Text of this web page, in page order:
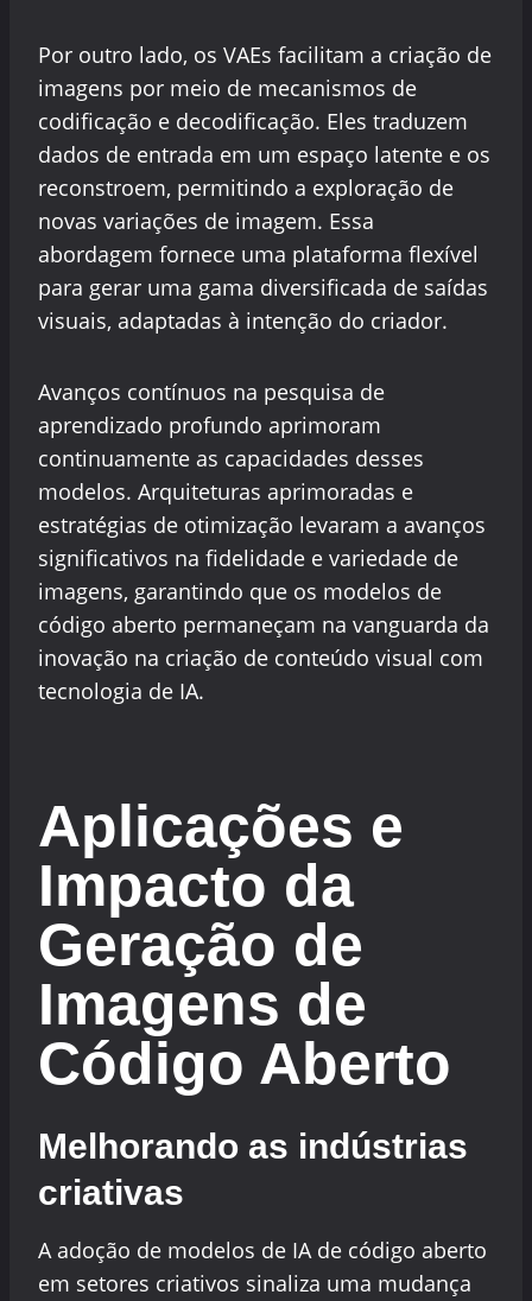
Por outro lado, os VAEs facilitam a criação de
imagens por meio de mecanismos de
codificação e decodificação. Eles traduzem
dados de entrada em um espaço latente e os
reconstroem, permitindo a exploração de
novas variações de imagem. Essa
abordagem fornece uma plataforma flexível
para gerar uma gama diversificada de saídas
visuais, adaptadas à intenção do criador.
Avanços contínuos na pesquisa de
aprendizado profundo aprimoram
continuamente as capacidades desses
modelos. Arquiteturas aprimoradas e
estratégias de otimização levaram a avanços
significativos na fidelidade e variedade de
imagens, garantindo que os modelos de
código aberto permaneçam na vanguarda da
inovação na criação de conteúdo visual com
tecnologia de IA.
Aplicações e
Impacto da
Geração de
Imagens de
Código Aberto
Melhorando as indústrias
criativas
A adoção de modelos de IA de código aberto
em setores criativos sinaliza uma mudança